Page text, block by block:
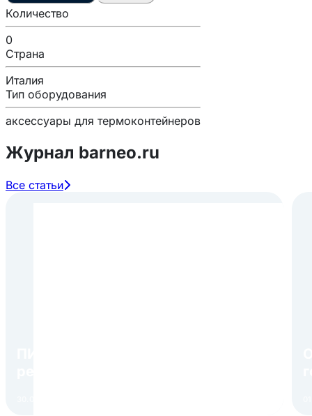
Количество
0
Страна
Италия
Тип оборудования
аксессуары для термоконтейнеров
Журнал barneo.ru
Все статьи